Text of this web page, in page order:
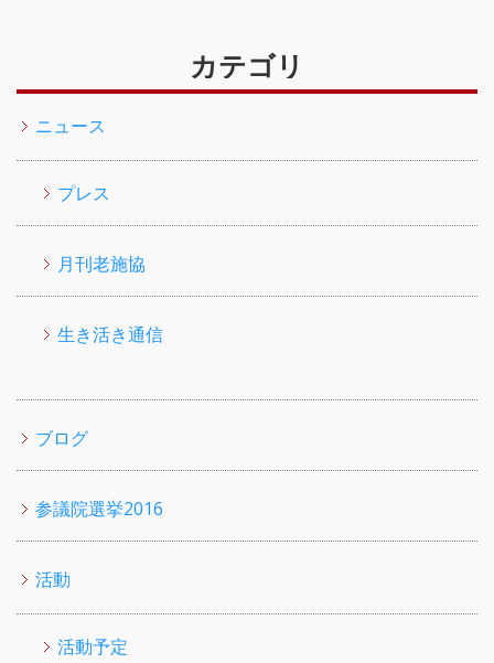
カテゴリ
ニュース
プレス
月刊老施協
生き活き通信
ブログ
参議院選挙2016
活動
活動予定